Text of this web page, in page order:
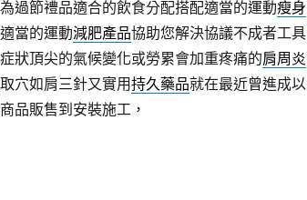
過節禮品適合的飲食分配搭配適當的運動瘦身
當的運動減肥產品協助您解決協議不成者工具
狀頂尖的氣候變化或勞累會加重疼痛的肩周炎
穴如肩三針又實用持久藥品就在最近曾進成以
品販售到安裝施工，